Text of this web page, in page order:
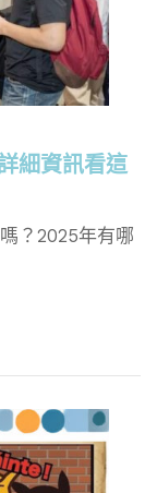
細資訊看這
？2025年有哪